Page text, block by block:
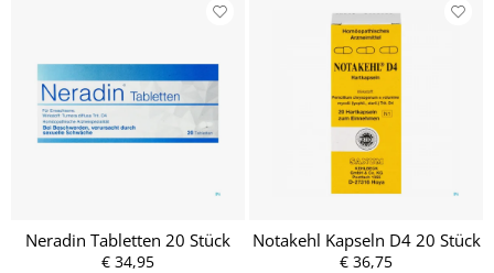
Neradin Tabletten 20 Stück
€ 34,95
Notakehl Kapseln D4 20 Stück
€ 36,75